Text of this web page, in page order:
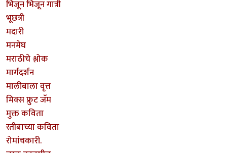
भिजून भिजून गात्री
भूछत्री
मदारी
मनमेघ
मराठीचे श्लोक
मार्गदर्शन
मालीबाला वृत्त
मिक्स फ्रुट जॅम
मुक्त कविता
रतीबाच्या कविता
रोमांचकारी.